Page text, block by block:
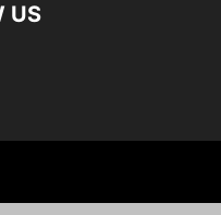
US